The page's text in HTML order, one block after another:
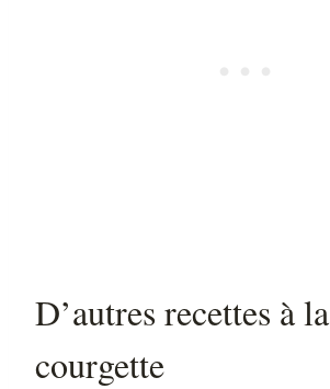
D’autres recettes à la
courgette